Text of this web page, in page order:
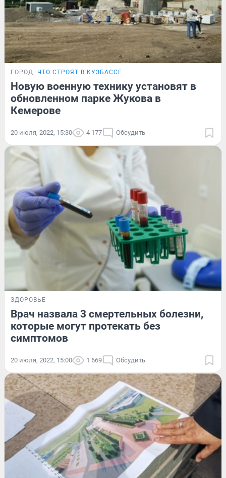
ГОРОД ЧТО СТРОЯТ В КУЗБАССЕ
Новую военную технику установят в
обновленном парке Жукова в
Кемерове
20 июля, 2022, 15:30 4 177 Обсудить
ЗДОРОВЬЕ
Врач назвала 3 смертельных болезни,
которые могут протекать без
симптомов
20 июля, 2022, 15:00 1 669 Обсудить